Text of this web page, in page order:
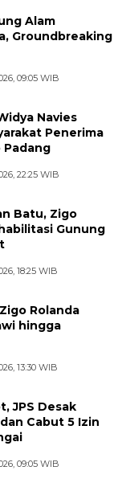
Alam
Groundbreaking
09:05 WIB
Navies
Penerima
Padang
22:25 WIB
Batu, Zigo
Gunung
18:25 WIB
Rolanda
hingga
13:30 WIB
JPS Desak
Cabut 5 Izin
09:05 WIB